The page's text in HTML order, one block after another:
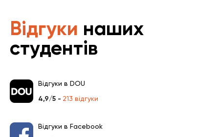
Відгуки наших
студентів
Відгуки в DOU
4,9/5 - 213 відгуки
Відгуки в Facebook